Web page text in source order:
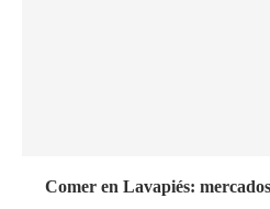
Comer en Lavapiés: